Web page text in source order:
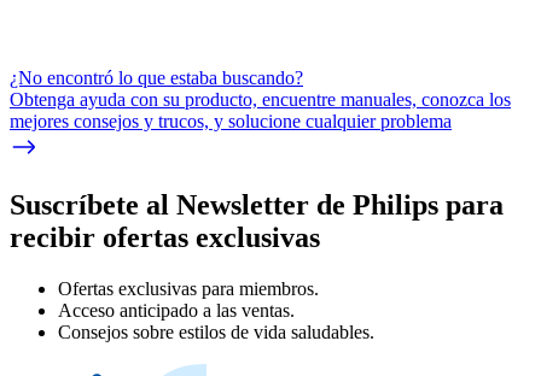
¿No encontró lo que estaba buscando?
Obtenga ayuda con su producto, encuentre manuales, conozca los
mejores consejos y trucos, y solucione cualquier problema
Suscríbete al Newsletter de Philips para
recibir ofertas exclusivas
Ofertas exclusivas para miembros.
Acceso anticipado a las ventas.
Consejos sobre estilos de vida saludables.